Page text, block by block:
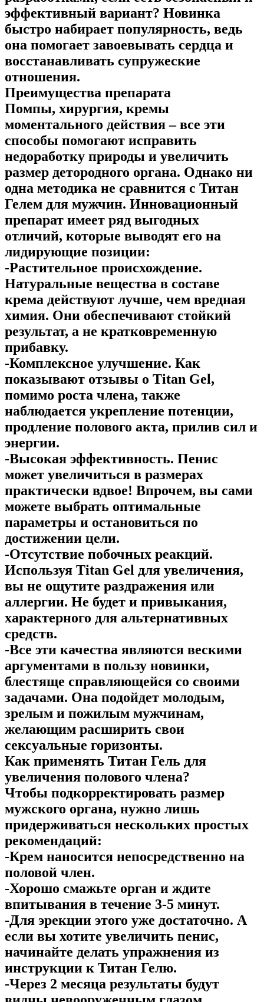
эффективный вариант? Новинка
быстро набирает популярность, ведь
она помогает завоевывать сердца и
восстанавливать супружеские
отношения.
Преимущества препарата
Помпы, хирургия, кремы
моментального действия – все эти
способы помогают исправить
недоработку природы и увеличить
размер детородного органа. Однако ни
одна методика не сравнится с Титан
Гелем для мужчин. Инновационный
препарат имеет ряд выгодных
отличий, которые выводят его на
лидирующие позиции:
-Растительное происхождение.
Натуральные вещества в составе
крема действуют лучше, чем вредная
химия. Они обеспечивают стойкий
результат, а не кратковременную
прибавку.
-Комплексное улучшение. Как
показывают отзывы о Titan Gel,
помимо роста члена, также
наблюдается укрепление потенции,
продление полового акта, прилив сил и
энергии.
-Высокая эффективность. Пенис
может увеличиться в размерах
практически вдвое! Впрочем, вы сами
можете выбрать оптимальные
параметры и остановиться по
достижении цели.
-Отсутствие побочных реакций.
Используя Titan Gel для увеличения,
вы не ощутите раздражения или
аллергии. Не будет и привыкания,
характерного для альтернативных
средств.
-Все эти качества являются вескими
аргументами в пользу новинки,
блестяще справляющейся со своими
задачами. Она подойдет молодым,
зрелым и пожилым мужчинам,
желающим расширить свои
сексуальные горизонты.
Как применять Титан Гель для
увеличения полового члена?
Чтобы подкорректировать размер
мужского органа, нужно лишь
придерживаться нескольких простых
рекомендаций:
-Крем наносится непосредственно на
половой член.
-Хорошо смажьте орган и ждите
впитывания в течение 3-5 минут.
-Для эрекции этого уже достаточно. А
если вы хотите увеличить пенис,
начинайте делать упражнения из
инструкции к Титан Гелю.
-Через 2 месяца результаты будут